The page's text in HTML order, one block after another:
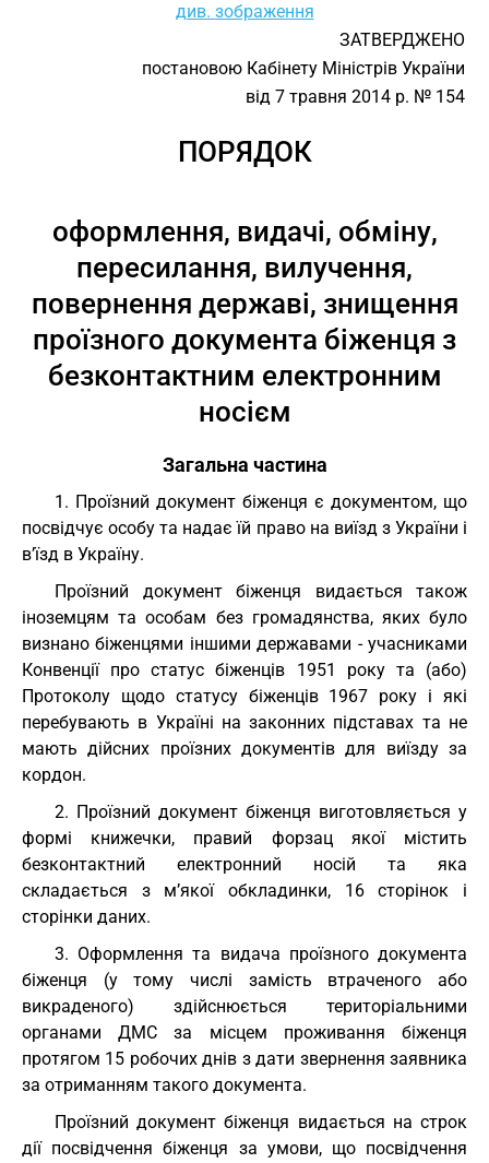
див. зображення
ЗАТВЕРДЖЕНО
постановою Кабінету Міністрів України
від 7 травня 2014 р. № 154
ПОРЯДОК
оформлення, видачі, обміну,
пересилання, вилучення,
повернення державі, знищення
проїзного документа біженця з
безконтактним електронним
носієм
Загальна частина
1. Проїзний документ біженця є документом, що
посвідчує особу та надає їй право на виїзд з України і
в’їзд в Україну.
Проїзний документ біженця видається також
іноземцям та особам без громадянства, яких було
визнано біженцями іншими державами - учасниками
Конвенції про статус біженців 1951 року та (або)
Протоколу щодо статусу біженців 1967 року і які
перебувають в Україні на законних підставах та не
мають дійсних проїзних документів для виїзду за
кордон.
2. Проїзний документ біженця виготовляється у
формі книжечки, правий форзац якої містить
безконтактний електронний носій та яка
складається з м’якої обкладинки, 16 сторінок і
сторінки даних.
3. Оформлення та видача проїзного документа
біженця (у тому числі замість втраченого або
викраденого) здійснюється територіальними
органами ДМС за місцем проживання біженця
протягом 15 робочих днів з дати звернення заявника
за отриманням такого документа.
Проїзний документ біженця видається на строк
дії посвідчення біженця за умови, що посвідчення